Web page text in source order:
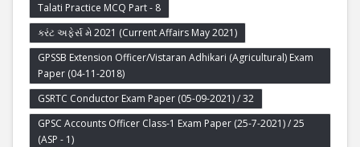
Talati Practice MCQ Part - 8
કરંટ અફેર્સ મે 2021 (Current Affairs May 2021)
GPSSB Extension Officer/Vistaran Adhikari (Agricultural) Exam
Paper (04-11-2018)
GSRTC Conductor Exam Paper (05-09-2021) / 32
GPSC Accounts Officer Class-1 Exam Paper (25-7-2021) / 25
(ASP - 1)